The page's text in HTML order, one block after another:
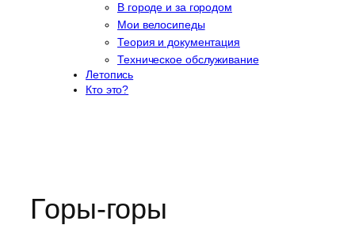
В городе и за городом
Мои велосипеды
Теория и документация
Техническое обслуживание
Летопись
Кто это?
Горы-горы